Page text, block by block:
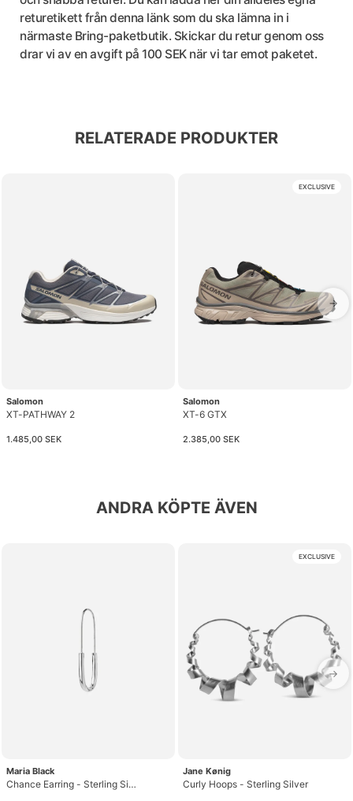
returetikett från denna länk som du ska lämna in i
närmaste Bring-paketbutik. Skickar du retur genom oss
drar vi av en avgift på 100 SEK när vi tar emot paketet.
RELATERADE PRODUKTER
Salomon
XT-PATHWAY 2
1.485,00 SEK
EXCLUSIVE
Salomon
XT-6 GTX
2.385,00 SEK
→
ANDRA KÖPTE ÄVEN
Maria Black
Chance Earring - Sterling Silver
EXCLUSIVE
Jane Kønig
Curly Hoops - Sterling Silver
→